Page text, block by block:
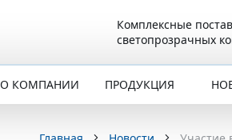
Комплексные
светопрозрачных
О КОМПАНИИ ПРОДУКЦИЯ